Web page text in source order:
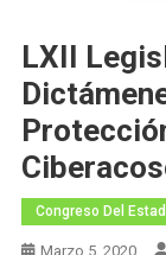
LXII
Congreso Del
Marzo 5, 2020